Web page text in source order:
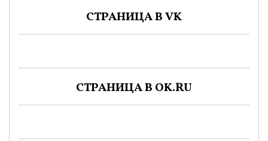
СТРАНИЦА В VK
СТРАНИЦА В OK.RU